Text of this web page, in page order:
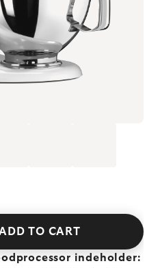
TO CART
indeholder: